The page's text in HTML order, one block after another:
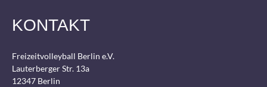
KONTAKT
Freizeitvolleyball Berlin e.V.
Lauterberger Str. 13a
12347 Berlin